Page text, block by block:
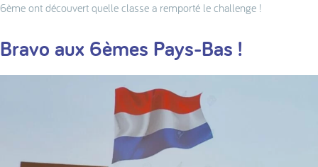
6ème ont découvert quelle classe a remporté le challenge !
Bravo aux 6èmes Pays-Bas !